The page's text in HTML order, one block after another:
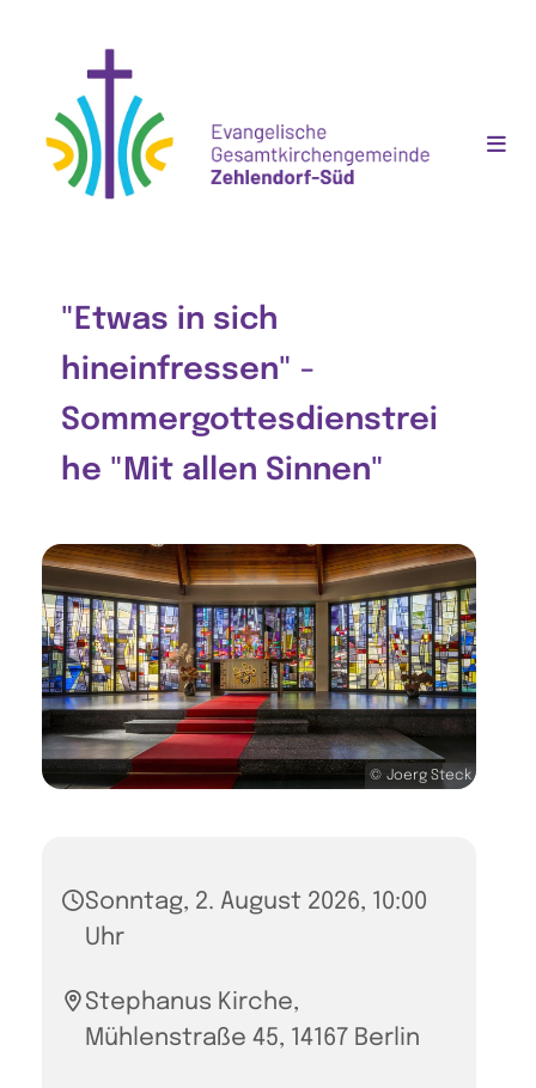
"Etwas in sich
hineinfressen" -
Sommergottesdienstrei
he "Mit allen Sinnen"
© Joerg Steck
Sonntag, 2. August 2026, 10:00
Uhr
Stephanus Kirche,
Mühlenstraße 45, 14167 Berlin